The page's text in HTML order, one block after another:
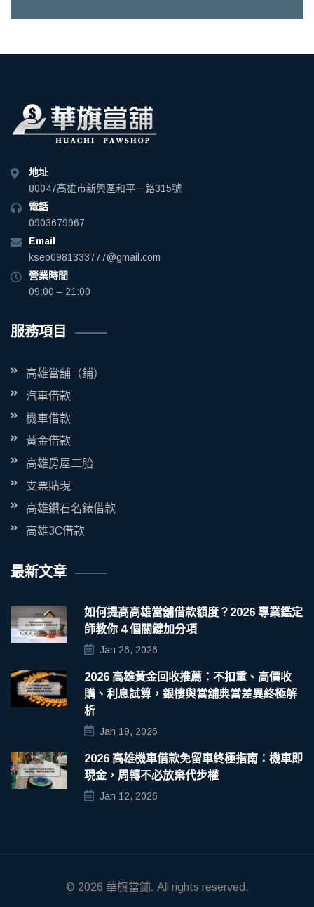
地址
80047高雄市新興區和平一路315號
電話
0903679967
Email
kseo0981333777@gmail.com
營業時間
09:00 – 21:00
服務項目
高雄當舖（鋪）
汽車借款
機車借款
黃金借款
高雄房屋二胎
支票貼現
高雄鑽石名錶借款
高雄3C借款
最新文章
如何提高高雄當舖借款額度？2026 專業鑑定
師教你 4 個關鍵加分項
Jan 26, 2026
2026 高雄黃金回收推薦：不扣重、高價收
購、利息試算，銀樓與當舖典當差異終極解
析
Jan 19, 2026
2026 高雄機車借款免留車終極指南：機車即
現金，周轉不必放棄代步權
Jan 12, 2026
© 2026 華旗當鋪. All rights reserved.